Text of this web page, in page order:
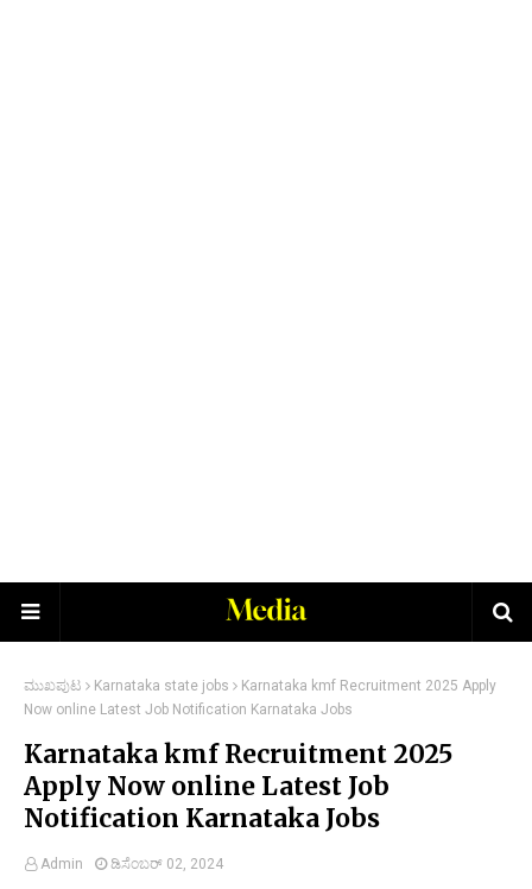
ಮುಖಪುಟ Karnataka state jobs
Karnataka kmf Recruitment 2025 Apply
Now online Latest Job Notification Karnataka Jobs
Karnataka kmf Recruitment 2025
Apply Now online Latest Job
Notification Karnataka Jobs
Admin ಡಿಸೆಂಬರ್ 02, 2024